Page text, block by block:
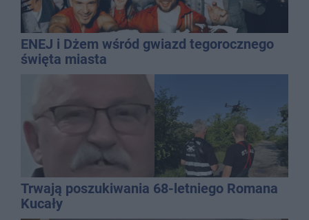
ENEJ i Dżem wśród gwiazd tegorocznego
święta miasta
Trwają poszukiwania 68-letniego Romana
Kucały